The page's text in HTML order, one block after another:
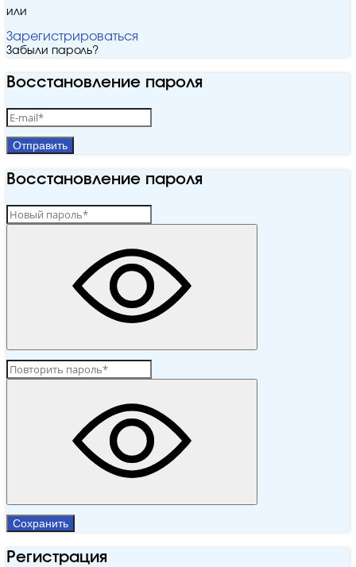
или
Зарегистрироваться
Забыли пароль?
Восстановление пароля
Отправить
Восстановление пароля
Сохранить
Регистрация